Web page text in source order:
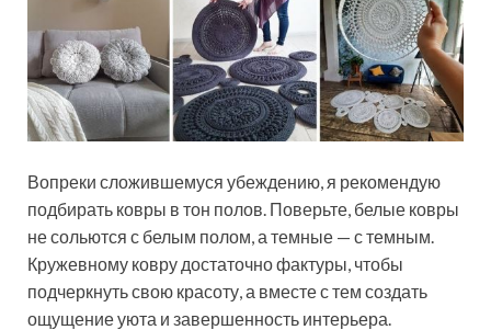
Вопреки сложившемуся убеждению, я рекомендую
подбирать ковры в тон полов. Поверьте, белые ковры
не сольются с белым полом, а темные — с темным.
Кружевному ковру достаточно фактуры, чтобы
подчеркнуть свою красоту, а вместе с тем создать
ощущение уюта и завершенность интерьера.